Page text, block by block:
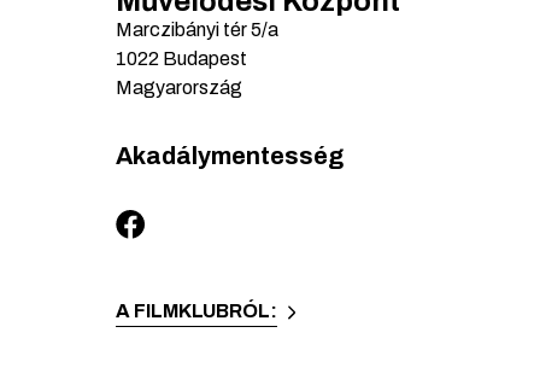
Marczibányi tér5/a
1022 Budapest
Magyarország
Akadálymentesség
A FILMKLUBRÓL: